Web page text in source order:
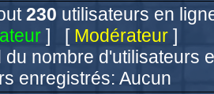
230 utilisateurs en
] [ Modérateur]
du nombre d'utilisateurs
enregistrés: Aucun